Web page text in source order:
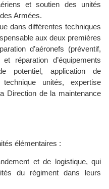
et soutien des unités
Armées.
dans différentes techniques
aux deux premières
d’aéronefs (préventif,
réparation d’équipements
potentiel, application de
technique unités, expertise
Direction de la maintenance
élémentaires :
et de logistique, qui
du régiment dans leurs